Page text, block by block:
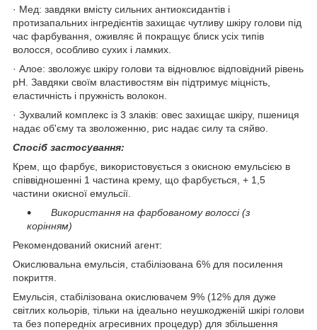
· Мед: завдяки вмісту сильних антиоксидантів і
протизапальних інгредієнтів захищає чутливу шкіру голови під
час фарбування, оживляє й покращує блиск усіх типів
волосся, особливо сухих і ламких.
· Алое: зволожує шкіру голови та відновлює відповідний рівень
pH. Завдяки своїм властивостям він підтримує міцність,
еластичність і пружність волокон.
· Зухвалий комплекс із 3 злаків: овес захищає шкіру, пшениця
надає об'єму та зволоженню, рис надає силу та сяйво.
Спосіб застосування:
Крем, що фарбує, використовується з окисною емульсією в
співвідношенні 1 частина крему, що фарбується, + 1,5
частини окисної емульсії.
Використання на фарбованому волоссі (з
корінням)
Рекомендований окисний агент:
Окислювальна емульсія, стабілізована 6% для посилення
покриття.
Емульсія, стабілізована окислювачем 9% (12% для дуже
світлих кольорів, тільки на ідеально неушкодженій шкірі голови
та без попередніх агресивних процедур) для збільшення